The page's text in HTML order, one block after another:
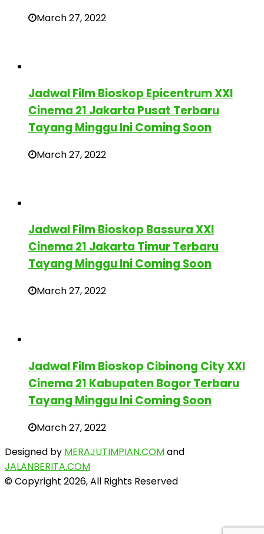
March 27, 2022
Jadwal Film Bioskop Epicentrum XXI
Cinema 21 Jakarta Pusat Terbaru
Tayang Minggu Ini Coming Soon
March 27, 2022
Jadwal Film Bioskop Bassura XXI
Cinema 21 Jakarta Timur Terbaru
Tayang Minggu Ini Coming Soon
March 27, 2022
Jadwal Film Bioskop Cibinong City XXI
Cinema 21 Kabupaten Bogor Terbaru
Tayang Minggu Ini Coming Soon
March 27, 2022
Designed by MERAJUTIMPIAN.COMand
JALANBERITA.COM
© Copyright 2026, All Rights Reserved